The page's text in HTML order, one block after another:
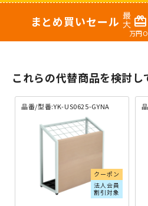
まとめ買いセール redeem
万円
これらの代替商品を検討し
品番/型番:YK-US0625-GYNA
クーポン
法人会員
割引対象